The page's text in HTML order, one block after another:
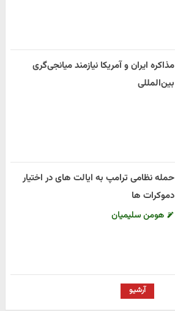
مذاکره ایران و آمریکا نیازمند میانجی‌گری
بین‌المللی
حمله نظامی ترامپ به ایالت های در اختیار
دموکرات ها
هومن سلیمیان
آرشیو